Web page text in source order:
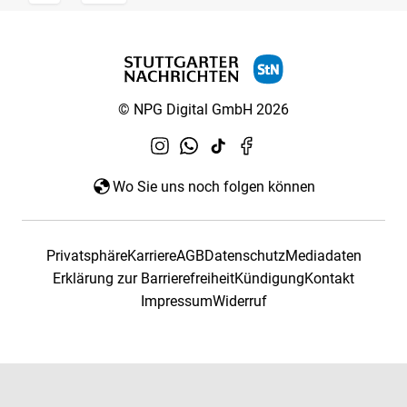
© NPG Digital GmbH 2026
Wo Sie uns noch folgen können
PrivatsphäreKarriereAGBDatenschutzMediadaten
Erklärung zur BarrierefreiheitKündigungKontakt
ImpressumWiderruf